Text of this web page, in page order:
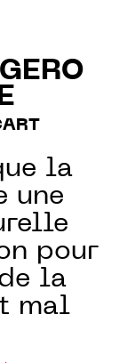
la
une
pour
la
mal